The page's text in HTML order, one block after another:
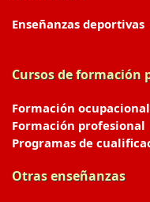
Enseñanzas deportivas
Cursos de formación
Formación ocupacional
Formación profesional
Programas de
Otras enseñanzas